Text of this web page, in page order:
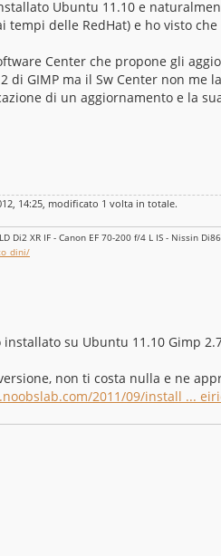
Ubuntu 11.10 e
tempi delle RedHat) e ho visto
Center che propone gli
di GIMP ma il Sw Center non me
di un aggiornamento e la
14:25, modificato 1 volta in totale.
Di2 XR IF - Canon EF 70-200 f/4 L IS - Nissin
su Ubuntu 11.10 Gimp
non ti costa nulla e ne
2011/09/install ...